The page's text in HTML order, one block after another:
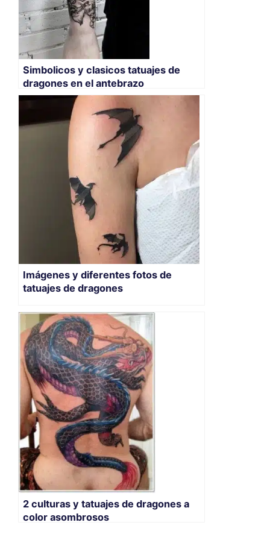
Simbolicos y clasicos tatuajes de
dragones en el antebrazo
Imágenes y diferentes fotos de
tatuajes de dragones
2 culturas y tatuajes de dragones a
color asombrosos